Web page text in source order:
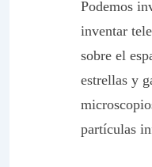
Podemos
inventar
sobre el
estrellas y
partículas